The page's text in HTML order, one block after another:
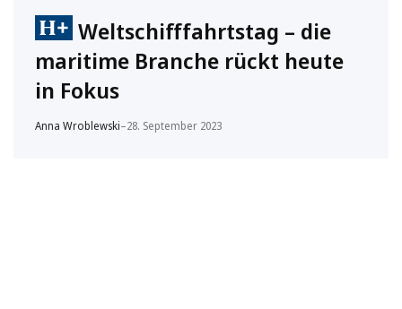
Weltschifffahrtstag – die
maritime Branche rückt heute
in Fokus
Anna Wroblewski–28. September 2023